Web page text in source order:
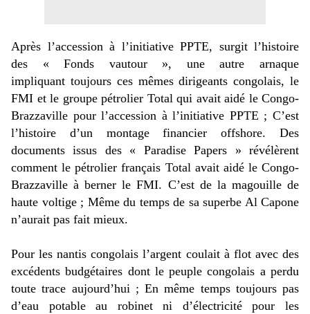
Après l’accession à l’initiative PPTE, surgit l’histoire
des « Fonds vautour », une autre arnaque
impliquant toujoursces mêmes dirigeants congolais, le
FMI et le groupe pétrolier Total qui avait aidé le Congo-
Brazzaville pour l’accession à l’initiative PPTE ; C’est
l’histoire d’un montage financier offshore. Des
documents issus des « Paradise Papers » révélèrent
comment le pétrolier français Total avait aidé le Congo-
Brazzaville à berner le FMI. C’est de la magouille de
haute voltige ; Même du temps de sa superbe Al Capone
n’aurait pas fait mieux.
Pour les nantis congolais l’argent coulait à flot avec des
excédents budgétaires dont le peuple congolais a perdu
toute trace aujourd’hui ; En même temps toujours pas
d’eau potable au robinet ni d’électricité pour les